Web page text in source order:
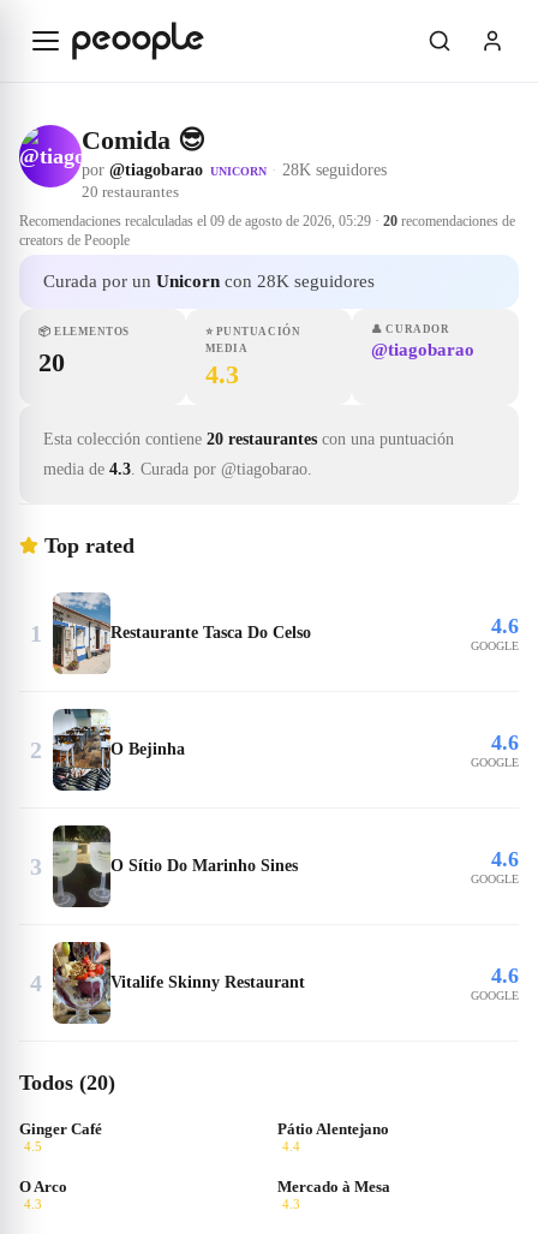
Comida 😎
por @tiagobarao UNICORN · 28K seguidores
20 restaurantes
Recomendaciones recalculadas el 09 de agosto de 2026, 05:29 · 20 recomendaciones de
creators de Peoople
Curada por un Unicorn con 28K seguidores
📦 ELEMENTOS
20
⭐ PUNTUACIÓN
MEDIA
4.3
👤 CURADOR
@tiagobarao
Esta colección contiene 20 restaurantes con una puntuación
media de 4.3. Curada por @tiagobarao.
Top rated
1 Restaurante Tasca Do Celso 4.6
GOOGLE
2 O Bejinha 4.6
GOOGLE
3 O Sítio Do Marinho Sines 4.6
GOOGLE
4 Vitalife Skinny Restaurant 4.6
GOOGLE
Todos (20)
Ginger Café
4.5
Pátio Alentejano
4.4
O Arco
4.3
Mercado à Mesa
4.3